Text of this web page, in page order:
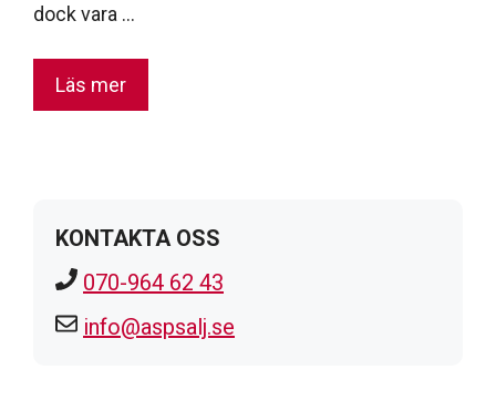
dock vara …
Läs mer
KONTAKTA OSS
070-964 62 43
info@aspsalj.se